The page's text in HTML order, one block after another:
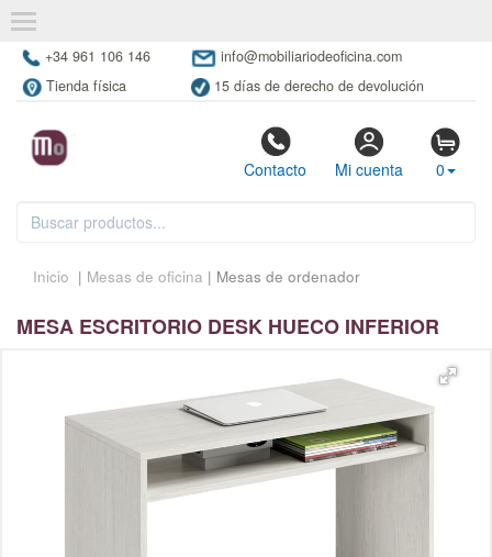
+34 961 106 146
info@mobiliariodeoficina.com
Tienda física
15 días de derecho de devolución
Contacto Mi cuenta 0
Inicio | Mesas de oficina | Mesas de ordenador
MESA ESCRITORIO DESK HUECO INFERIOR